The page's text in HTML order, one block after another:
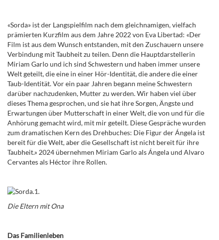
«Sorda» ist der Langspielfilm nach dem gleichnamigen, vielfach
prämierten Kurzfilm aus dem Jahre 2022 von Eva Libertad: «Der
Film ist aus dem Wunsch entstanden, mit den Zuschauern unsere
Verbindung mit Taubheit zu teilen. Denn die Hauptdarstellerin
Miriam Garlo und ich sind Schwestern und haben immer unsere
Welt geteilt, die eine in einer Hör-Identität, die andere die einer
Taub-Identität. Vor ein paar Jahren begann meine Schwestern
darüber nachzudenken, Mutter zu werden. Wir haben viel über
dieses Thema gesprochen, und sie hat ihre Sorgen, Ängste und
Erwartungen über Mutterschaft in einer Welt, die von und für die
Anhörung gemacht wird, mit mir geteilt. Diese Gespräche wurden
zum dramatischen Kern des Drehbuches: Die Figur der Ángela ist
bereit für die Welt, aber die Gesellschaft ist nicht bereit für ihre
Taubheit.» 2024 übernehmen Miriam Garlo alsÁngela und Alvaro
Cervantes als Héctor ihre Rollen.
Die Eltern mit Ona
Das Familienleben